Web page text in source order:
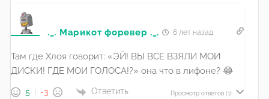
._. Марикот форевер ._. 6 лет назад
Там где Хлоя говорит: «ЭЙ! ВЫ ВСЕ ВЗЯЛИ МОИ
ДИСКИ! ГДЕ МОИ ГОЛОСА!?» она что в лифоне? 😂
5 -3 Ответить Просмотр ответов (1)